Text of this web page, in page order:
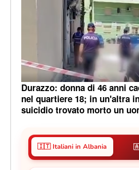
Durazzo: donna di 46 anni
nel quartiere 18; in un'altra
suicidio trovato morto un
🇮🇹 Italiani in Albania